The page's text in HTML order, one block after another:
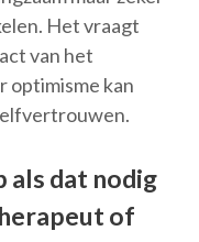
Het vraagt
van het
optimisme kan
als dat nodig
of